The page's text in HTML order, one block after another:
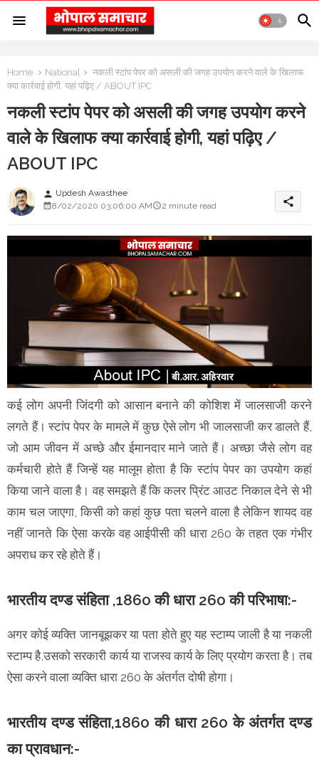
Home National
नकली स्टांप पेपर को असली की जगह उपयोग करने वाले के खिलाफ
क्या कार्रवाई होगी, यहां पढ़िए / ABOUT IPC
नकली स्टांप पेपर को असली की जगह उपयोग करने
वाले के खिलाफ क्या कार्रवाई होगी, यहां पढ़िए /
ABOUT IPC
person Updesh Awasthee
8/02/2020 03:06:00 AM
2 minute read share
कई लोग अपनी जिंदगी को आसान बनाने की कोशिश में जालसाजी करने
लगते हैं। स्टांप पेपर के मामले में कुछ ऐसे लोग भी जालसाजी कर डालते हैं,
जो आम जीवन में अच्छे और ईमानदार माने जाते हैं। अच्छा जैसे लोग वह
कर्मचारी होते हैं जिन्हें यह मालूम होता है कि स्टांप पेपर का उपयोग कहां
किया जाने वाला है। वह समझते हैं कि कलर प्रिंट आउट निकाल देने से भी
काम चल जाएगा, किसी को कहां कुछ पता चलने वाला है लेकिन शायद वह
नहीं जानते कि ऐसा करके वह आईपीसी की धारा 260 के तहत एक गंभीर
अपराध कर रहे होते हैं।
भारतीय दण्ड संहिता ,1860 की धारा 260 की परिभाषा:-
अगर कोई व्यक्ति जानबूझकर या पता होते हुए यह स्टाम्प जाली है या नकली
स्टाम्प है,उसको सरकारी कार्य या राजस्व कार्य के लिए प्रयोग करता है। तब
ऐसा करने वाला व्यक्ति धारा 260 के अंतर्गत दोषी होगा।
भारतीय दण्ड संहिता,1860 की धारा 260 के अंतर्गत दण्ड
का प्रावधान:-